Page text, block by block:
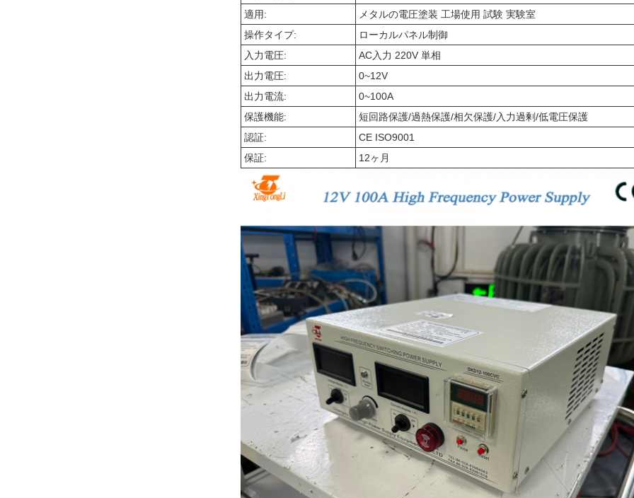
適用:
メタルの電圧塗装 工場使用 試験 実験室
操作タイプ:
ローカルパネル制御
入力電圧:
AC入力 220V 単相
出力電圧:
0~12V
出力電流:
0~100A
保護機能:
短回路保護/過熱保護/相欠保護/入力過剰/低電圧保護
認証:
CE ISO9001
保証:
12ヶ月